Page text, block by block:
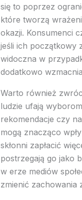
się to poprzez
które tworzą
okazji. Konsumenci
jeśli ich początkowy
widoczna w
dodatkowo
Warto również
ludzie ufają
rekomendacje czy
mogą znacząco
skłonni zapłacić
postrzegają go jako
w erze mediów
zmienić zachowania